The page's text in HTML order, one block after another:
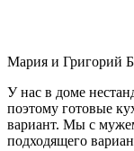
Мария и Григорий
У нас в доме
поэтому готовые
вариант. Мы с
подходящего